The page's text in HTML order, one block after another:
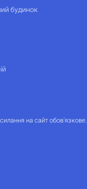
будинок
на сайт обов'язкове.